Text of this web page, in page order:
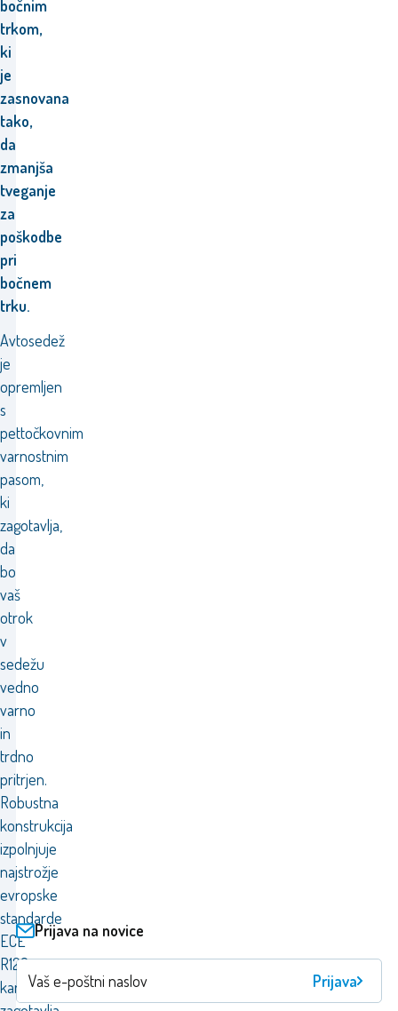
bočnim
trkom,
ki
je
zasnovana
tako,
da
zmanjša
tveganje
za
poškodbe
pri
bočnem
trku.
Avtosedež
je
opremljen
s
pettočkovnim
varnostnim
pasom,
ki
zagotavlja,
da
bo
vaš
otrok
v
sedežu
vedno
varno
in
trdno
pritrjen.
Robustna
konstrukcija
izpolnjuje
najstrožje
evropske
standarde
ECE
R129,
kar
Prijava na novice
Prijava